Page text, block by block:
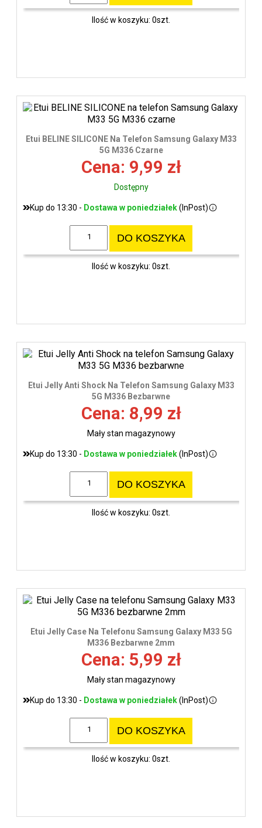
Ilość w koszyku: 0szt.
Etui BELINE SILICONE Na Telefon Samsung Galaxy M33
5G M336 Czarne
Cena: 9,99 zł
Dostępny
Kup do 13:30 - Dostawa w poniedziałek(InPost)
DO KOSZYKA
Ilość w koszyku: 0szt.
Etui Jelly Anti Shock Na Telefon Samsung Galaxy M33
5G M336 Bezbarwne
Cena: 8,99 zł
Mały stan magazynowy
Kup do 13:30 - Dostawa w poniedziałek(InPost)
DO KOSZYKA
Ilość w koszyku: 0szt.
Etui Jelly Case Na Telefonu Samsung Galaxy M33 5G
M336 Bezbarwne 2mm
Cena: 5,99 zł
Mały stan magazynowy
Kup do 13:30 - Dostawa w poniedziałek(InPost)
DO KOSZYKA
Ilość w koszyku: 0szt.